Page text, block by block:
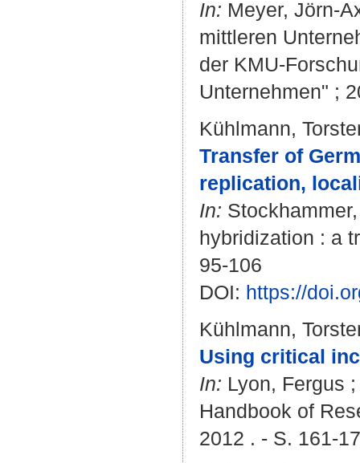
In: Meyer, Jörn-
mittleren
der KMU-
Unternehmen" ;
Kühlmann,
Transfer of
replication,
In:
hybridization : a
95-106
DOI: https://
Kühlmann,
Using critical
In: Lyon, Fergus
Handbook of
2012 . - S. 161-